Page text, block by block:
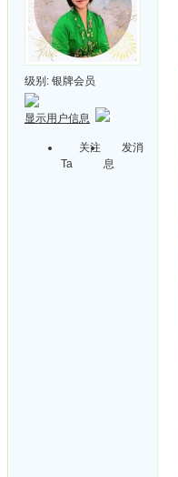
级别: 银牌会员
显示用户信息
关注
Ta
发消
息